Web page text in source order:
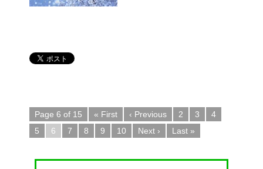
Page 6 of 15 « First ‹ Previous 2 3
4
5
6 7 8 9 10 Next › Last »